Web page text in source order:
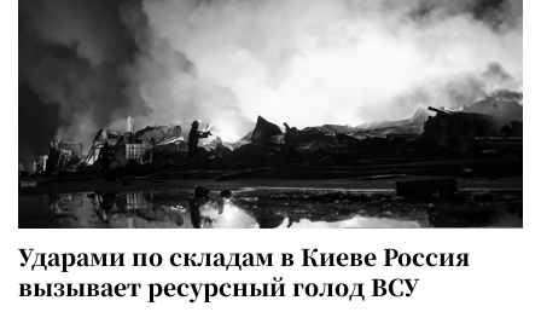
Ударами по складам в Киеве Россия
вызывает ресурсный голод ВСУ